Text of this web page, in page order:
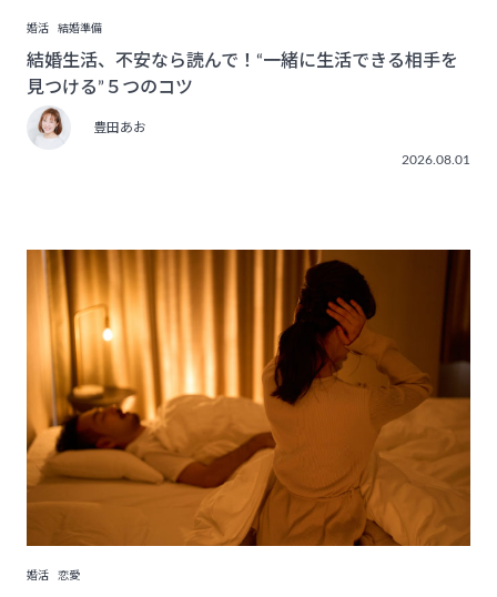
婚活 結婚準備
結婚生活、不安なら読んで！“一緒に生活できる相手を
見つける”５つのコツ
豊田あお
2026.08.01
婚活 恋愛